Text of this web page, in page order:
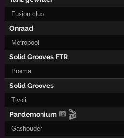
Fusion club
Onraad
Metropool
Solid Grooves FTR
Poema
Solid Grooves
Tivoli
Pandemonium 🎬
Gashouder